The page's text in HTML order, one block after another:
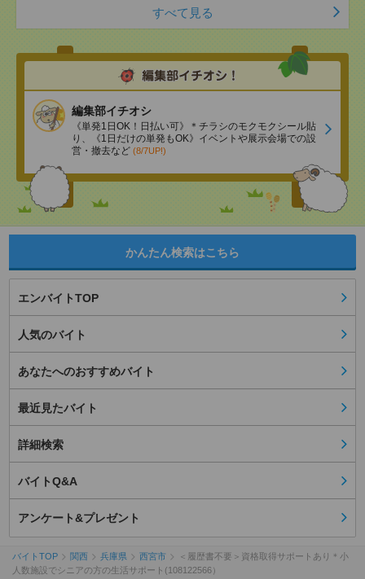
すべて見る
編集部イチオシ
《単発1日OK！日払い可》＊チラシのモクモクシール貼
り、《1日だけの単発もOK》イベントや展示会場での設
営・撤去など (8/7UP!)
かんたん検索はこちら
エンバイトTOP
人気のバイト
あなたへのおすすめバイト
最近見たバイト
詳細検索
バイトQ&A
アンケート&プレゼント
バイトTOP 関西 兵庫県 西宮市
＜履歴書不要＞資格取得サポートあり＊小
人数施設でシニアの方の生活サポート(108122566）